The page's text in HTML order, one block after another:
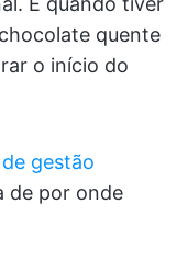
quente
o início do
de gestão
de por onde